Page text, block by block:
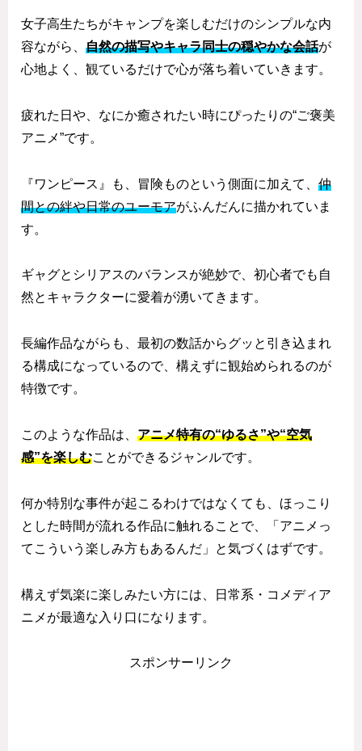
女子高生たちがキャンプを楽しむだけのシンプルな内
容ながら、 自然の描写やキャラ同士の穏やかな会話が
心地よく、観ているだけで心が落ち着いていきます。
疲れた日や、なにか癒されたい時にぴったりの“ご褒美
アニメ”です。
『ワンピース』も、冒険ものという側面に加えて、 仲
間との絆や日常のユーモアがふんだんに描かれていま
す。
ギャグとシリアスのバランスが絶妙で、初心者でも自
然とキャラクターに愛着が湧いてきます。
長編作品ながらも、最初の数話からグッと引き込まれ
る構成になっているので、構えずに観始められるのが
特徴です。
このような作品は、 アニメ特有の“ゆるさ”や“空気
感”を楽しむことができるジャンルです。
何か特別な事件が起こるわけではなくても、ほっこり
とした時間が流れる作品に触れることで、「アニメっ
てこういう楽しみ方もあるんだ」と気づくはずです。
構えず気楽に楽しみたい方には、日常系・コメディア
ニメが最適な入り口になります。
スポンサーリンク